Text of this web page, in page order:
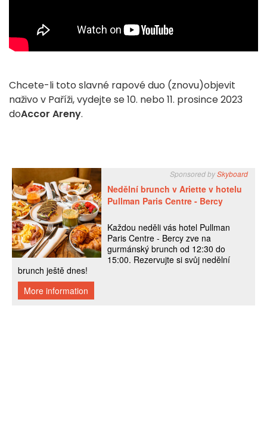
Chcete-li toto slavné rapové duo (znovu)objevit
naživo v Paříži, vydejte se 10. nebo 11. prosince 2023
doAccor Areny.